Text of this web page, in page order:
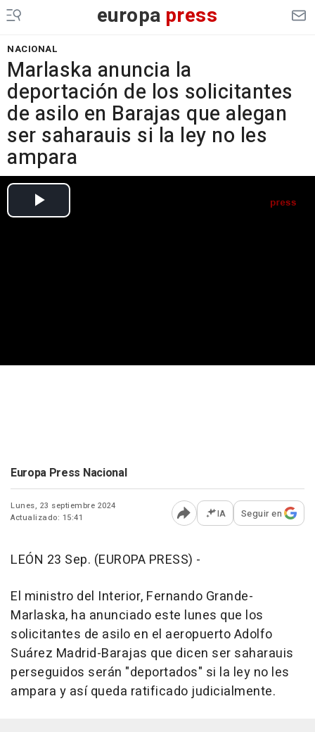
europa press
NACIONAL
Marlaska anuncia la
deportación de los solicitantes
de asilo en Barajas que alegan
ser saharauis si la ley no les
ampara
Europa Press Nacional
Lunes, 23 septiembre 2024
Actualizado: 15:41
Abrir opciones para
IA Seguir en
LEÓN 23 Sep. (EUROPA PRESS) -
El ministro del Interior, Fernando Grande-
Marlaska, ha anunciado este lunes que los
solicitantes de asilo en el aeropuerto Adolfo
Suárez Madrid-Barajas que dicen ser saharauis
perseguidos serán "deportados" si la ley no les
ampara y así queda ratificado judicialmente.